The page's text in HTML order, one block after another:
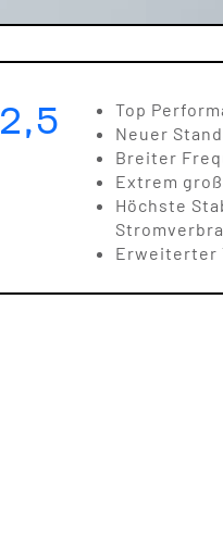
Top
Neuer
Breiter
Extrem
Höchste
Erweiterter